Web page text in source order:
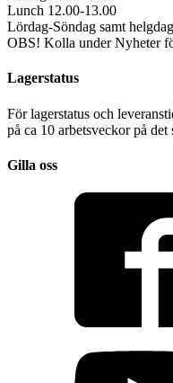
Lunch 12.00-13.00
Lördag-Söndag samt
OBS! Kolla under Nyheter
Lagerstatus
För lagerstatus och
på ca 10 arbetsveckor på
Gilla oss